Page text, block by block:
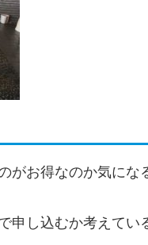
がお得なのか気にな
申し込むか考えてい